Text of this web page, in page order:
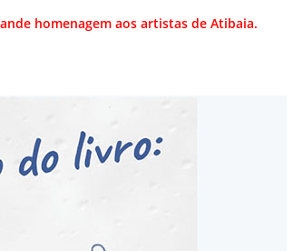
homenagem aos artistas de Atibaia.